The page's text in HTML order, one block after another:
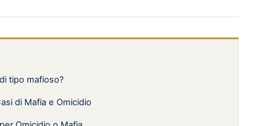
tipo mafioso?
di Mafia e Omicidio